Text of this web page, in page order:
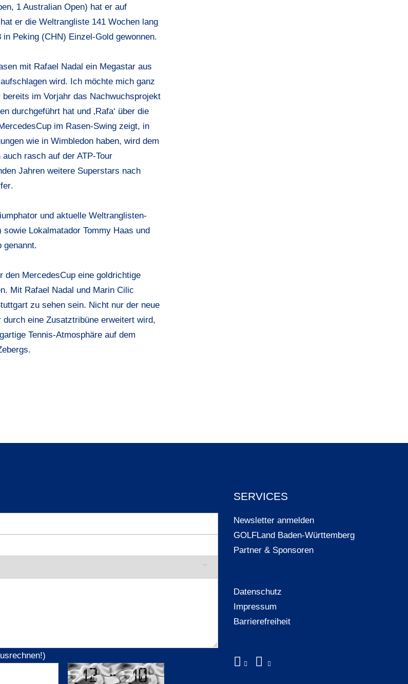
1 Australian Open) hat er auf
er die Weltrangliste 141 Wochen lang
Peking (CHN) Einzel-Gold gewonnen.
mit Rafael Nadal ein Megastar aus
wird. Ich möchte mich ganz
bereits im Vorjahr das Nachwuchsprojekt
durchgeführt hat und ‚Rafa‘ über die
im Rasen-Swing zeigt, in
wie in Wimbledon haben, wird dem
rasch auf der ATP-Tour
Jahren weitere Superstars nach
.
und aktuelle Weltranglisten-
sowie Lokalmatador Tommy Haas und
genannt.
den MercedesCup eine goldrichtige
Mit Rafael Nadal und Marin Cilic
zu sehen sein. Nicht nur der neue
eine Zusatztribüne erweitert wird,
Tennis-Atmosphäre auf dem
SERVICES
Newsletter anmelden
GOLFLand Baden-Württemberg
Partner & Sponsoren
Datenschutz
Impressum
Barrierefreiheit